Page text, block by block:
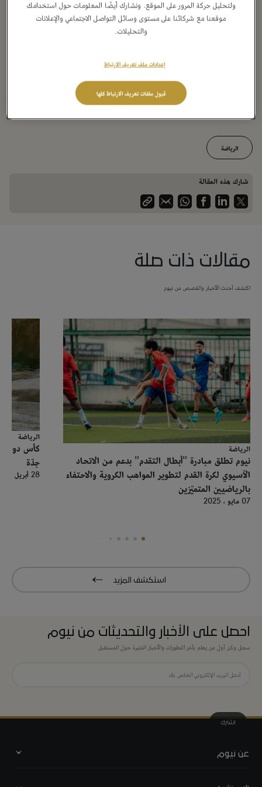
الشريفين 5 مرات، وكأس السوبر السعودي 3 مرات، ودوري أبطال آسيا مرتين، ومثّل
الأخضر في كأس العالم 2018 وفي نسخة 2022. كما تناوب على حمل الشعلة لاعب
المنتخب الوطني لرياضة البادل عمر الثاقب، الذي حصد ميداليتين ذهبيتين في دورتي
عبر مناطق ومحافظات المملكة، معبرة عن روح الألعاب السعودية القائمة على قيم
الصداقة والسلام ونشر رسائل المحبة والتفاؤل، في خطوة تهدف إلى تشجيع
الرياضة
شارك هذه المقالة
مقالات ذات صلة
اكتشف أحدث الأخبار والقصص من نيوم
الرياضة
نيوم تطلق مبادرة "أبطال التقدم" بدعم من الاتحاد
الآسيوي لكرة القدم لتطوير المواهب الكروية والاحتفاء
بالرياضيين المتميّزين
07 مايو ، 2025
الرياضة
كأس دوري
جدّة
28 أبريل ، 2025
استكشف المزيد
احصل على الأخبار والتحديثات من نيوم
سجل وكن أول من يعلم بآخر التطورات والأخبار المثيرة حول المستقبل
اشترك
عن نيوم
ولتحليل حركة المرور على الموقع. ونشارك أيضًا المعلومات حول استخدامك
موقعنا مع شركائنا على مستوى وسائل التواصل الاجتماعي والإعلانات
والتحليلات.
قبول ملفات تعريف الارتباط كلها
إعدادات ملف تعريف الارتباط